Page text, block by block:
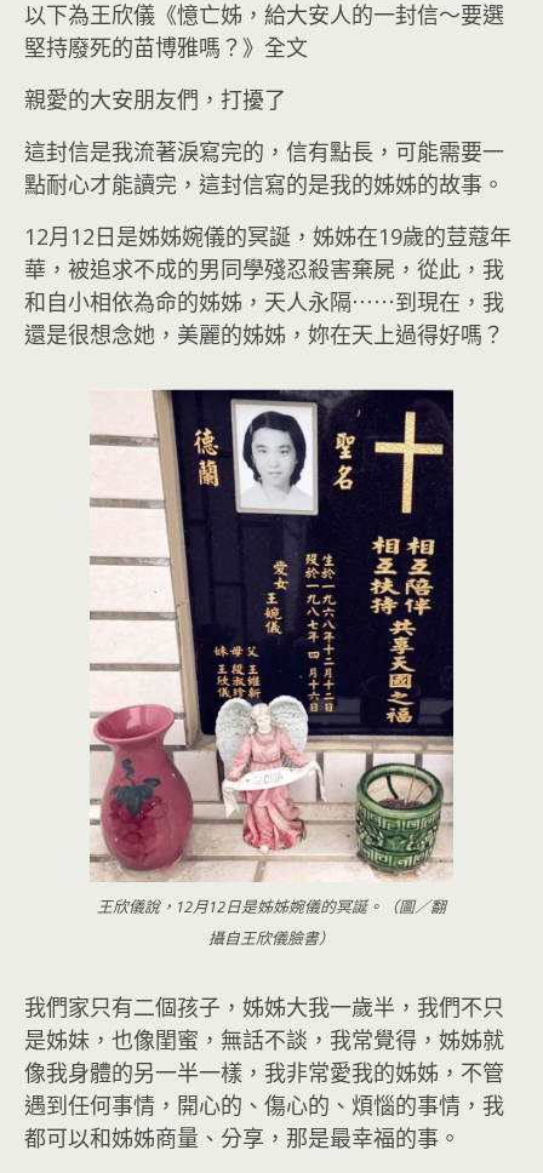
以下為王欣儀《憶亡姊，給大安人的一封信～要選
堅持廢死的苗博雅嗎？》全文
親愛的大安朋友們，打擾了
這封信是我流著淚寫完的，信有點長，可能需要一
點耐心才能讀完，這封信寫的是我的姊姊的故事。
12月12日是姊姊婉儀的冥誕，姊姊在19歲的荳蔻年
華，被追求不成的男同學殘忍殺害棄屍，從此，我
和自小相依為命的姊姊，天人永隔⋯⋯到現在，我
還是很想念她，美麗的姊姊，妳在天上過得好嗎？
王欣儀說，12月12日是姊姊婉儀的冥誕。（圖／翻
攝自王欣儀臉書）
我們家只有二個孩子，姊姊大我一歲半，我們不只
是姊妹，也像閨蜜，無話不談，我常覺得，姊姊就
像我身體的另一半一樣，我非常愛我的姊姊，不管
遇到任何事情，開心的、傷心的、煩惱的事情，我
都可以和姊姊商量、分享，那是最幸福的事。